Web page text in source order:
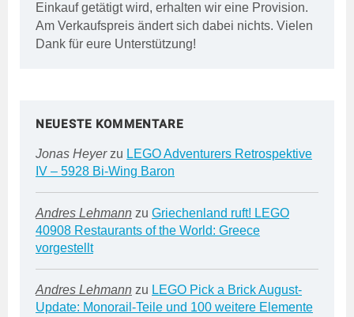
Einkauf getätigt wird, erhalten wir eine Provision.
Am Verkaufspreis ändert sich dabei nichts. Vielen
Dank für eure Unterstützung!
NEUESTE KOMMENTARE
Jonas Heyerzu LEGO Adventurers Retrospektive
IV – 5928 Bi-Wing Baron
Andres Lehmann zu Griechenland ruft! LEGO
40908 Restaurants of the World: Greece
vorgestellt
Andres Lehmann zu LEGO Pick a Brick August-
Update: Monorail-Teile und 100 weitere Elemente